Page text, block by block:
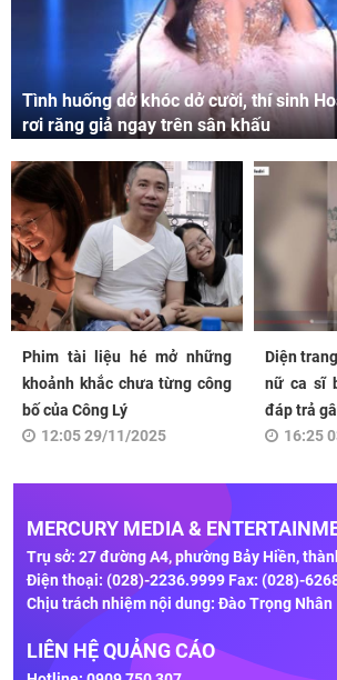
Tình huống dở khóc dở cười, thí sinh
rơi răng giả ngay trên sân khấu
Phim tài liệu hé mở những
khoảnh khắc chưa từng công
bố của Công Lý
12:05 29/11/2025
Diện
nữ ca sĩ
đáp trả
16:25
MERCURY MEDIA &
Trụ sở: 27 đường A4, phường Bảy Hiền,
Điện thoại: (028)-2236.9999 Fax: (028)-
Chịu trách nhiệm nội dung: Đào Trọng Nhân
LIÊN HỆ QUẢNG CÁO